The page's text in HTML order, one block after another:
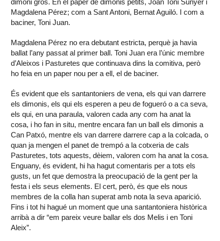
Magdalena Pérez; com a Sant Antoni, Bernat Aguiló. I com a
baciner, Toni Juan.
Magdalena Pérez no era debutant estricta, perquè ja havia
ballat l’any passat al primer ball. Toni Juan era l’únic membre
d’Aleixos i Pasturetes que continuava dins la comitiva, però
ho feia en un paper nou per a ell, el de baciner.
És evident que els santantoniers de vena, els qui van darrere
els dimonis, els qui els esperen a peu de fogueró o a ca seva,
els qui, en una paraula, valoren cada any com ha anat la
cosa, i ho fan in situ, mentre encara fan un ball els dimonis a
Can Patxó, mentre els van darrere darrere cap a la colcada, o
quan ja mengen el panet de trempó a la cotxeria de cals
Pasturetes, tots aquests, dèiem, valoren com ha anat la cosa.
Enguany, és evident, hi ha hagut comentaris per a tots els
gusts, un fet que demostra la preocupació de la gent per la
festa i els seus elements. El cert, però, és que els nous
membres de la colla han superat amb nota la seva aparició.
Fins i tot hi hagué un moment que una santantoniera històrica
arribà a dir “em pareix veure ballar els dos Melis i en Toni
Aleix”.